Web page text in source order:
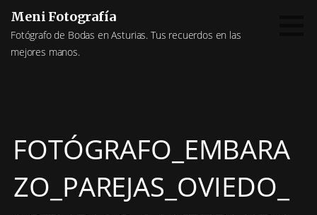
contenido
Meni Fotografía
Fotógrafo de Bodas en Asturias. Tus recuerdos en las
mejores manos.
FOTÓGRAFO_EMBARA
ZO_PAREJAS_OVIEDO_